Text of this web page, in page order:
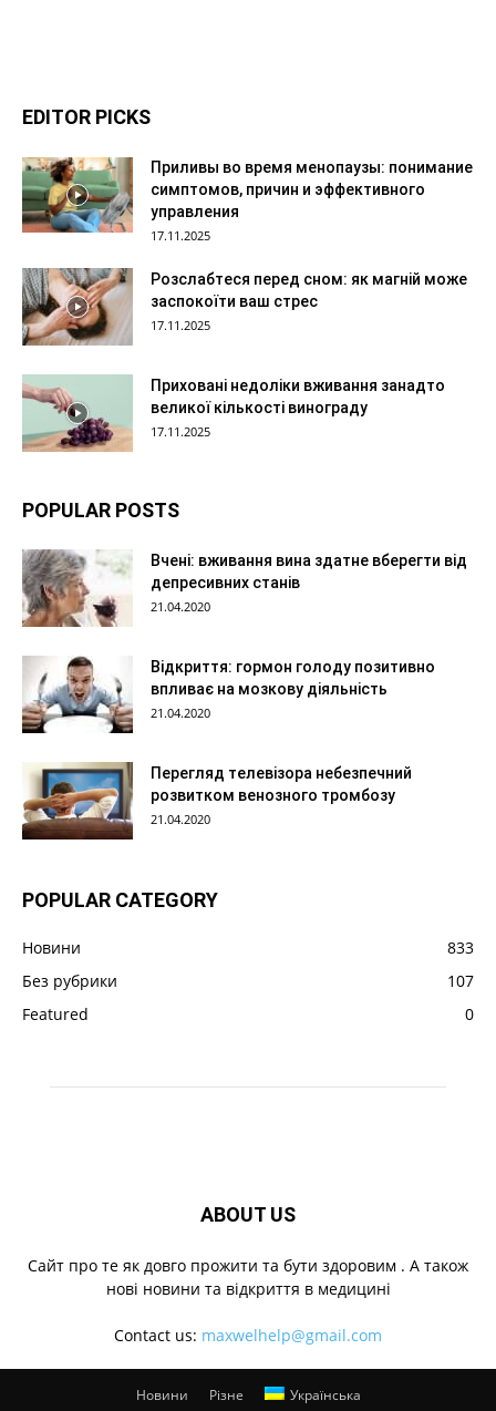
EDITOR PICKS
Приливы во время менопаузы: понимание
симптомов, причин и эффективного
управления
17.11.2025
Розслабтеся перед сном: як магній може
заспокоїти ваш стрес
17.11.2025
Приховані недоліки вживання занадто
великої кількості винограду
17.11.2025
POPULAR POSTS
Вчені: вживання вина здатне вберегти від
депресивних станів
21.04.2020
Відкриття: гормон голоду позитивно
впливає на мозкову діяльність
21.04.2020
Перегляд телевізора небезпечний
розвитком венозного тромбозу
21.04.2020
POPULAR CATEGORY
Новини
833
Без рубрики
107
Featured
0
ABOUT US
Cайт про те як довго прожити та бути здоровим . А також
нові новини та відкриття в медицині
Contact us: maxwelhelp@gmail.com
Новини Різне Українська